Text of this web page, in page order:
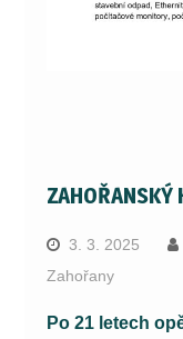
ZAHOŘANSKÝ
3. 3. 2025
Zahořany
Po 21 letech